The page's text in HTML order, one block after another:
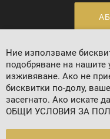
Валутен
Ние използваме
подобряване на нашите
изживяване. Ако не
бисквитки по-долу,
засегнато. Ако искате
ОБЩИ УСЛОВИЯ ЗА